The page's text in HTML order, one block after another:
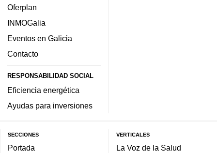
Oferplan
INMOGalia
Eventos en Galicia
Contacto
RESPONSABILIDAD SOCIAL
Eficiencia energética
Ayudas para inversiones
SECCIONES
Portada
VERTICALES
La Voz de la Salud